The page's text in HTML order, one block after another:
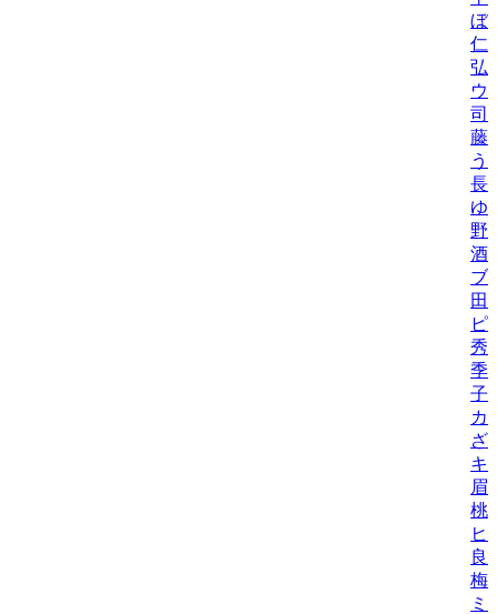
ぼ
仁
弘/
ウ
司/
藤
う
長
ゆ
野
酒
ブ
田
ピ
秀
季/
子/
カ
ざ
キ
眉
桃/
ヒ
良
梅
ミ